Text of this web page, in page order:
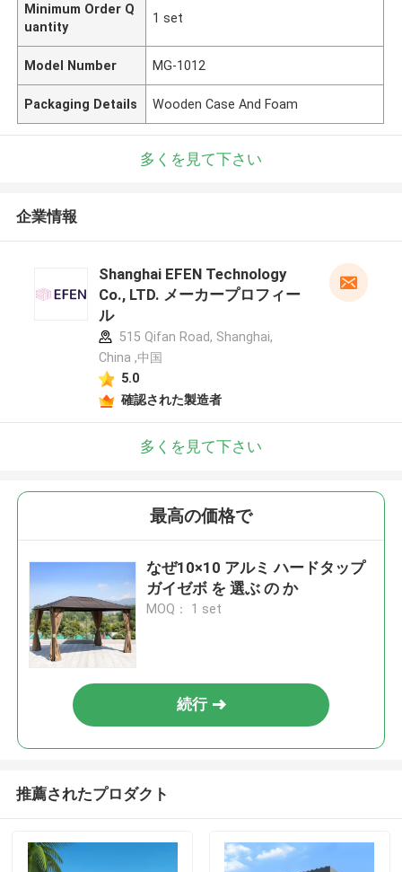
Minimum Order Q
uantity
1 set
Model Number MG-1012
Packaging Details Wooden Case And Foam
多くを見て下さい
企業情報
Shanghai EFEN Technology
Co., LTD. メーカープロフィー
ル
515 Qifan Road, Shanghai,
China ,中国
5.0
確認された製造者
多くを見て下さい
最高の価格で
なぜ10×10 アルミ ハードタップ
ガイゼボ を 選ぶ の か
MOQ： 1 set
続行
推薦されたプロダクト